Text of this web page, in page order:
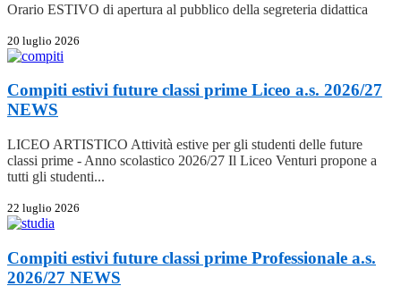
Orario ESTIVO di apertura al pubblico della segreteria didattica
20 luglio 2026
Compiti estivi future classi prime Liceo a.s. 2026/27
NEWS
LICEO ARTISTICO Attività estive per gli studenti delle future
classi prime - Anno scolastico 2026/27 Il Liceo Venturi propone a
tutti gli studenti...
22 luglio 2026
Compiti estivi future classi prime Professionale a.s.
2026/27 NEWS